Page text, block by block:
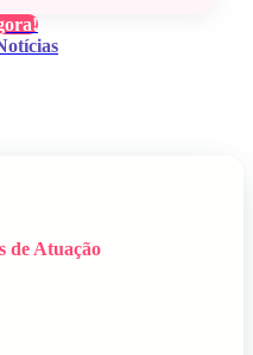
de Atuação